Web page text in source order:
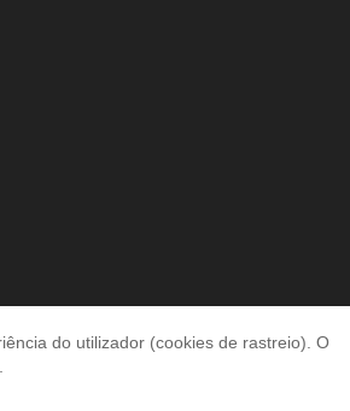
do utilizador (cookies de rastreio). O